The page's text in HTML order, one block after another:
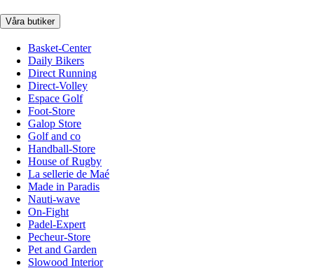
Våra butiker
Basket-Center
Daily Bikers
Direct Running
Direct-Volley
Espace Golf
Foot-Store
Galop Store
Golf and co
Handball-Store
House of Rugby
La sellerie de Maé
Made in Paradis
Nauti-wave
On-Fight
Padel-Expert
Pecheur-Store
Pet and Garden
Slowood Interior